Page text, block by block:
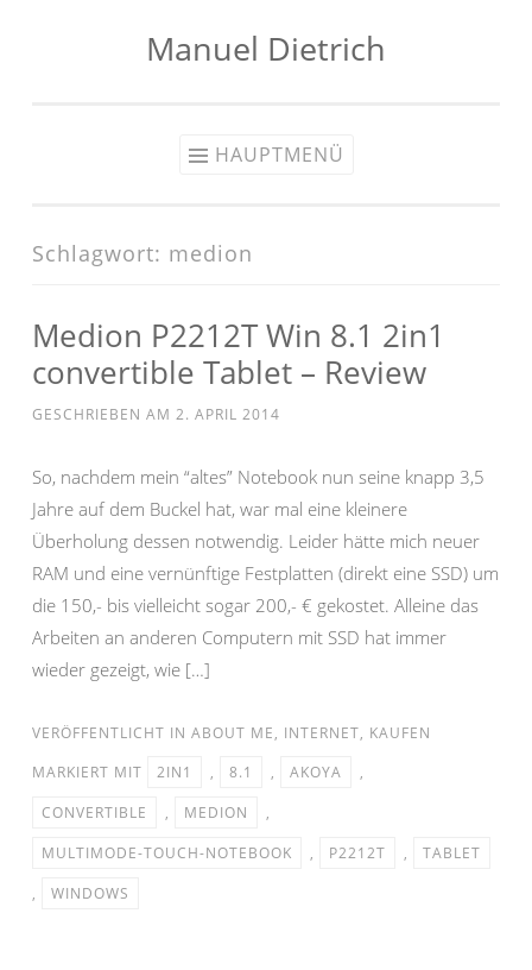
Manuel Dietrich
HAUPTMENÜ
Schlagwort: medion
Medion P2212T Win 8.1 2in1
convertible Tablet – Review
GESCHRIEBEN AM 2. APRIL 2014
So, nachdem mein “altes” Notebook nun seine knapp 3,5
Jahre auf dem Buckel hat, war mal eine kleinere
Überholung dessen notwendig. Leider hätte mich neuer
RAM und eine vernünftige Festplatten (direkt eine SSD) um
die 150,- bis vielleicht sogar 200,- € gekostet. Alleine das
Arbeiten an anderen Computern mit SSD hat immer
wieder gezeigt, wie […]
VERÖFFENTLICHT IN ABOUT ME, INTERNET, KAUFEN
MARKIERT MIT
2IN1 , 8.1 , AKOYA
,
CONVERTIBLE
, MEDION
,
MULTIMODE-TOUCH-NOTEBOOK
, P2212T ,
TABLET
,
WINDOWS